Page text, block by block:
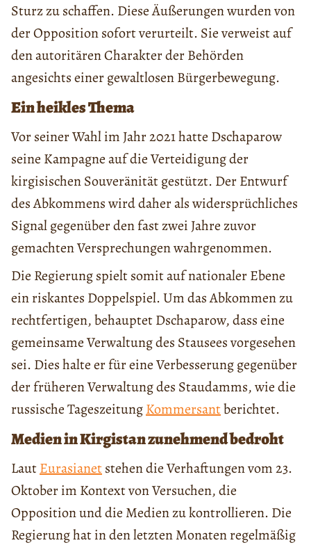
Sturz zu schaffen. Diese Äußerungen wurden von
der Opposition sofort verurteilt. Sie verweist auf
den autoritären Charakter der Behörden
angesichts einer gewaltlosen Bürgerbewegung.
Ein heikles Thema
Vor seiner Wahl im Jahr 2021 hatte Dschaparow
seine Kampagne auf die Verteidigung der
kirgisischen Souveränität gestützt. Der Entwurf
des Abkommens wird daher als widersprüchliches
Signal gegenüber den fast zwei Jahre zuvor
gemachten Versprechungen wahrgenommen.
Die Regierung spielt somit auf nationaler Ebene
ein riskantes Doppelspiel. Um das Abkommen zu
rechtfertigen, behauptet Dschaparow, dass eine
gemeinsame Verwaltung des Stausees vorgesehen
sei. Dies halte er für eine Verbesserung gegenüber
der früheren Verwaltung des Staudamms, wie die
russische TageszeitungKommersantberichtet.
Medien in Kirgistan zunehmend bedroht
LautEurasianetstehen die Verhaftungen vom 23.
Oktober im Kontext von Versuchen, die
Opposition und die Medien zu kontrollieren. Die
Regierung hat in den letzten Monaten regelmäßig